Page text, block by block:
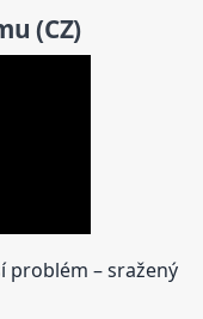
u (CZ)
problém – sražený